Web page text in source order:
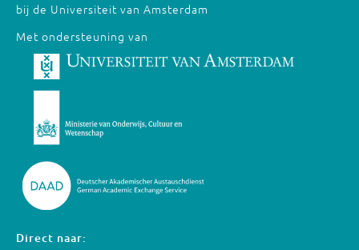
bij de Universiteit van Amsterdam
Met ondersteuning van
Direct naar: